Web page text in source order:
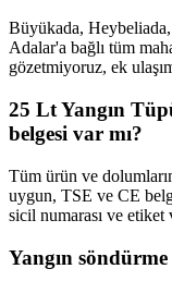
Büyükada, Heybeliada,
Adalar'a bağlı tüm
gözetmiyoruz, ek
25 Lt Yangın
belgesi var mı?
Tüm ürün ve
uygun, TSE ve CE
sicil numarası ve etiket
Yangın